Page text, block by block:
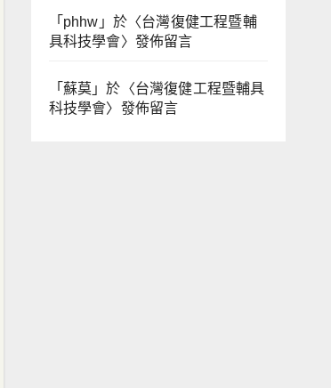
「 phhw 」於〈台灣復健工程暨輔
具科技學會〉發佈留言
「 蘇莫 」於〈台灣復健工程暨輔具
科技學會〉發佈留言